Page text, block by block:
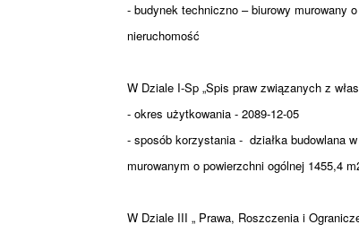
- budynek techniczno – biurowy murowany
nieruchomość
W Dziale I-Sp „Spis praw związanych z
- okres użytkowania - 2089-12-05
- sposób korzystania - działka budowlana
murowanym o powierzchni ogólnej 1455,4
W Dziale III „ Prawa, Roszczenia i